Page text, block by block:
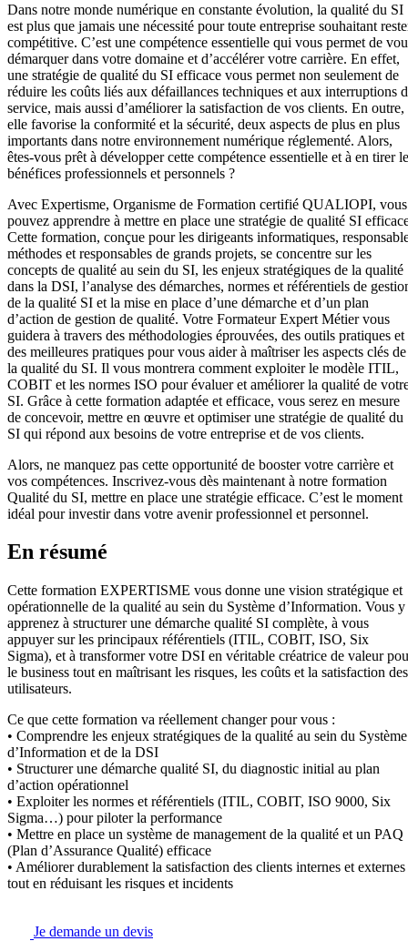
Dans notre monde numérique en constante évolution, la qualité du SI
est plus que jamais une nécessité pour toute entreprise souhaitant
compétitive. C’est une compétence essentielle qui vous permet de
démarquer dans votre domaine et d’accélérer votre carrière. En effet,
une stratégie de qualité du SI efficace vous permet non seulement de
réduire les coûts liés aux défaillances techniques et aux interruptions
service, mais aussi d’améliorer la satisfaction de vos clients. En outre,
elle favorise la conformité et la sécurité, deux aspects de plus en plus
importants dans notre environnement numérique réglementé. Alors,
êtes-vous prêt à développer cette compétence essentielle et à en tirer
bénéfices professionnels et personnels ?
Avec Expertisme, Organisme de Formation certifié QUALIOPI, vous
pouvez apprendre à mettre en place une stratégie de qualité SI
Cette formation, conçue pour les dirigeants informatiques,
méthodes et responsables de grands projets, se concentre sur les
concepts de qualité au sein du SI, les enjeux stratégiques de la qualité
dans la DSI, l’analyse des démarches, normes et référentiels de
de la qualité SI et la mise en place d’une démarche et d’un plan
d’action de gestion de qualité. Votre Formateur Expert Métier vous
guidera à travers des méthodologies éprouvées, des outils pratiques et
des meilleures pratiques pour vous aider à maîtriser les aspects clés de
la qualité du SI. Il vous montrera comment exploiter le modèle ITIL,
COBIT et les normes ISO pour évaluer et améliorer la qualité de
SI. Grâce à cette formation adaptée et efficace, vous serez en mesure
de concevoir, mettre en œuvre et optimiser une stratégie de qualité du
SI qui répond aux besoins de votre entreprise et de vos clients.
Alors, ne manquez pas cette opportunité de booster votre carrière et
vos compétences. Inscrivez-vous dès maintenant à notre formation
Qualité du SI, mettre en place une stratégie efficace. C’est le moment
idéal pour investir dans votre avenir professionnel et personnel.
En résumé
Cette formation EXPERTISME vous donne une vision stratégique et
opérationnelle de la qualité au sein du Système d’Information. Vous y
apprenez à structurer une démarche qualité SI complète, à vous
appuyer sur les principaux référentiels (ITIL, COBIT, ISO, Six
Sigma), et à transformer votre DSI en véritable créatrice de valeur
le business tout en maîtrisant les risques, les coûts et la satisfaction des
utilisateurs.
Ce que cette formation va réellement changer pour vous :
• Comprendre les enjeux stratégiques de la qualité au sein du Système
d’Information et de la DSI
• Structurer une démarche qualité SI, du diagnostic initial au plan
d’action opérationnel
• Exploiter les normes et référentiels (ITIL, COBIT, ISO 9000, Six
Sigma…) pour piloter la performance
• Mettre en place un système de management de la qualité et un PAQ
(Plan d’Assurance Qualité) efficace
• Améliorer durablement la satisfaction des clients internes et externes
tout en réduisant les risques et incidents
Je demande un devis